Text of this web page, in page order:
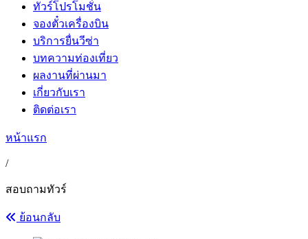
ทัวร์โปรโมชั่น
จองตั๋วเครื่องบิน
บริการยื่นวีซ่า
บทความท่องเที่ยว
ผลงานที่ผ่านมา
เกี่ยวกับเรา
ติดต่อเรา
หน้าแรก
/
สอบถามทัวร์
ย้อนกลับ